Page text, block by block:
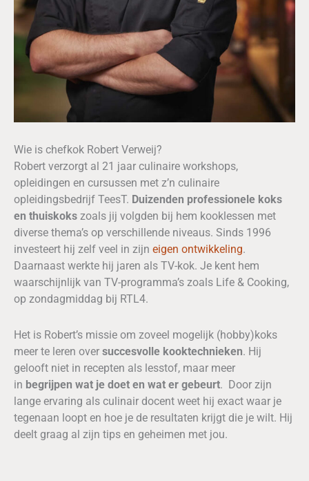
Wie is chefkok Robert Verweij?
Robert verzorgt al 21 jaar culinaire workshops,
opleidingen en cursussen met z’n culinaire
opleidingsbedrijf TeesT. Duizenden professionele koks
en thuiskoks zoals jij volgden bij hem kooklessen met
diverse thema’s op verschillende niveaus. Sinds 1996
investeert hij zelf veel in zijn eigen ontwikkeling.
Daarnaast werkte hij jaren als TV-kok. Je kent hem
waarschijnlijk van TV-programma’s zoals Life & Cooking,
op zondagmiddag bij RTL4.
Het is Robert’s missie om zoveel mogelijk (hobby)koks
meer te leren over succesvolle kooktechnieken. Hij
gelooft niet in recepten als lesstof, maar meer
in begrijpen wat je doet en wat er gebeurt. Door zijn
lange ervaring als culinair docent weet hij exact waar je
tegenaan loopt en hoe je de resultaten krijgt die je wilt. Hij
deelt graag al zijn tips en geheimen met jou.